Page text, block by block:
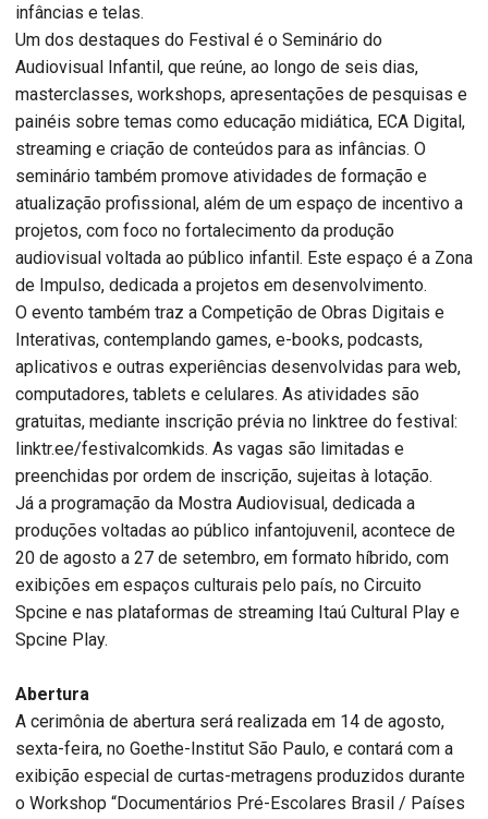
infâncias e telas.
Um dos destaques do Festival é o Seminário do
Audiovisual Infantil, que reúne, ao longo de seis dias,
masterclasses, workshops, apresentações de pesquisas e
painéis sobre temas como educação midiática, ECA Digital,
streaming e criação de conteúdos para as infâncias. O
seminário também promove atividades de formação e
atualização profissional, além de um espaço de incentivo a
projetos, com foco no fortalecimento da produção
audiovisual voltada ao público infantil. Este espaço é a Zona
de Impulso, dedicada a projetos em desenvolvimento.
O evento também traz a Competição de Obras Digitais e
Interativas, contemplando games, e-books, podcasts,
aplicativos e outras experiências desenvolvidas para web,
computadores, tablets e celulares. As atividades são
gratuitas, mediante inscrição prévia no linktree do festival:
linktr.ee/festivalcomkids. As vagas são limitadas e
preenchidas por ordem de inscrição, sujeitas à lotação.
Já a programação da Mostra Audiovisual, dedicada a
produções voltadas ao público infantojuvenil, acontece de
20 de agosto a 27 de setembro, em formato híbrido, com
exibições em espaços culturais pelo país, no Circuito
Spcine e nas plataformas de streaming Itaú Cultural Play e
Spcine Play.
Abertura
A cerimônia de abertura será realizada em 14 de agosto,
sexta-feira, no Goethe-Institut São Paulo, e contará com a
exibição especial de curtas-metragens produzidos durante
o Workshop “Documentários Pré-Escolares Brasil / Países